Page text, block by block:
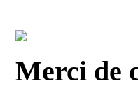
Merci de